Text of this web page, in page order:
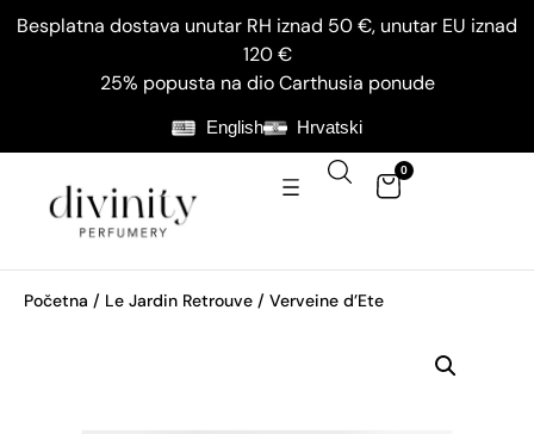
Besplatna dostava unutar RH iznad 50 €, unutar EU iznad
120 €
25% popusta na dio Carthusia ponude
English Hrvatski
0
Početna / Le Jardin Retrouve / Verveine d’Ete